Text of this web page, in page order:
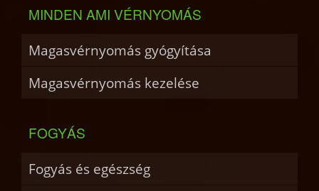
MINDEN AMI VÉRNYOMÁS
Magasvérnyomás gyógyítása
Magasvérnyomás kezelése
FOGYÁS
Fogyás és egészség